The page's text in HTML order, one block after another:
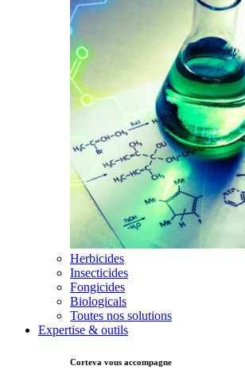
Herbicides
Insecticides
Fongicides
Biologicals
Toutes nos solutions
Expertise & outils
Corteva vous accompagne